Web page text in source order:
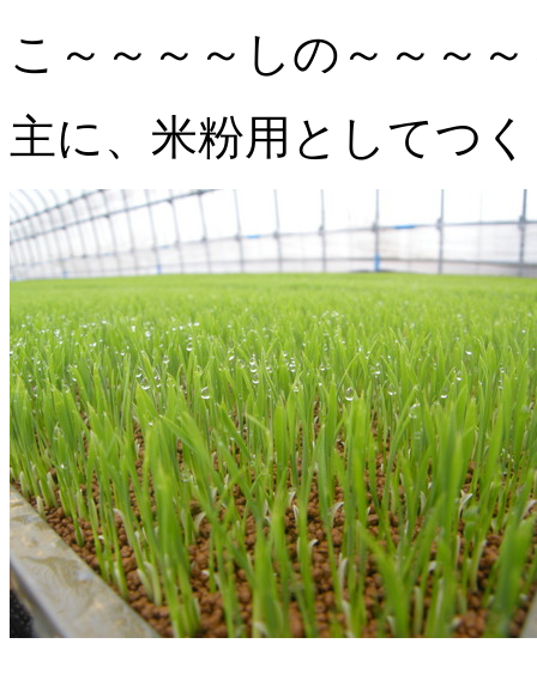
こ～～～～しの～～～
主に、米粉用としてつ